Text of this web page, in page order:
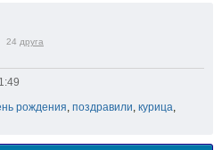
24 друга
рождения, поздравили, курица,